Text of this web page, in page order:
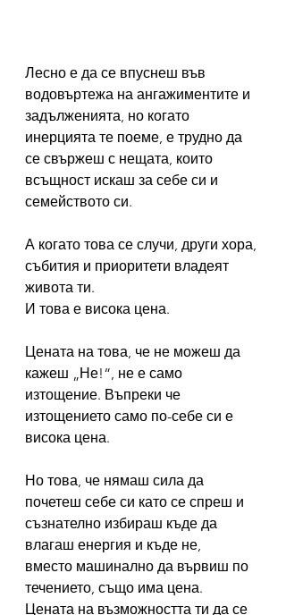
Лесно е да се впуснеш във
водовъртежа на ангажиментите и
задълженията, но когато
инерцията те поеме, е трудно да
се свържеш с нещата, които
всъщност искаш за себе си и
семейството си.
А когато това се случи, други хора,
събития и приоритети владеят
живота ти.
И това е висока цена.
Цената на това, че не можеш да
кажеш „Не!“, не е само
изтощение. Въпреки че
изтощението само по-себе си е
висока цена.
Но това, че нямаш сила да
почетеш себе си като се спреш и
съзнателно избираш къде да
влагаш енергия и къде не,
вместо машинално да вървиш по
течението, също има цена.
Цената на възможността ти да се